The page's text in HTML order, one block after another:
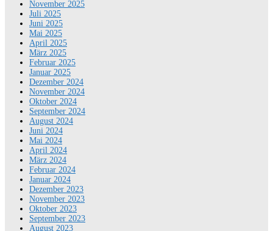
November 2025
Juli 2025
Juni 2025
Mai 2025
April 2025
März 2025
Februar 2025
Januar 2025
Dezember 2024
November 2024
Oktober 2024
September 2024
August 2024
Juni 2024
Mai 2024
April 2024
März 2024
Februar 2024
Januar 2024
Dezember 2023
November 2023
Oktober 2023
September 2023
August 2023